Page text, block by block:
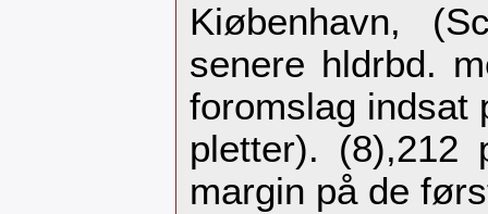
‎Kiøbenhavn,
senere hldrbd.
foromslag indsat
pletter).
margin på de